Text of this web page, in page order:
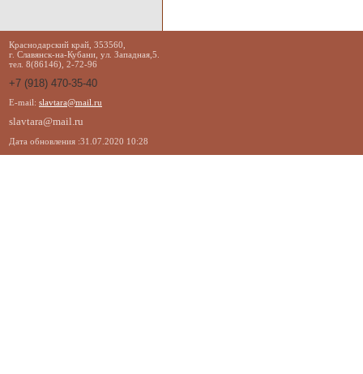
Краснодарский край, 353560,
г. Славянск-на-Кубани, ул. Западная,5.
тел. 8(86146), 2-72-96
+7 (918) 470-35-40
E-mail: slavtara@mail.ru
slavtara@mail.ru
Дата обновления :31.07.2020 10:28